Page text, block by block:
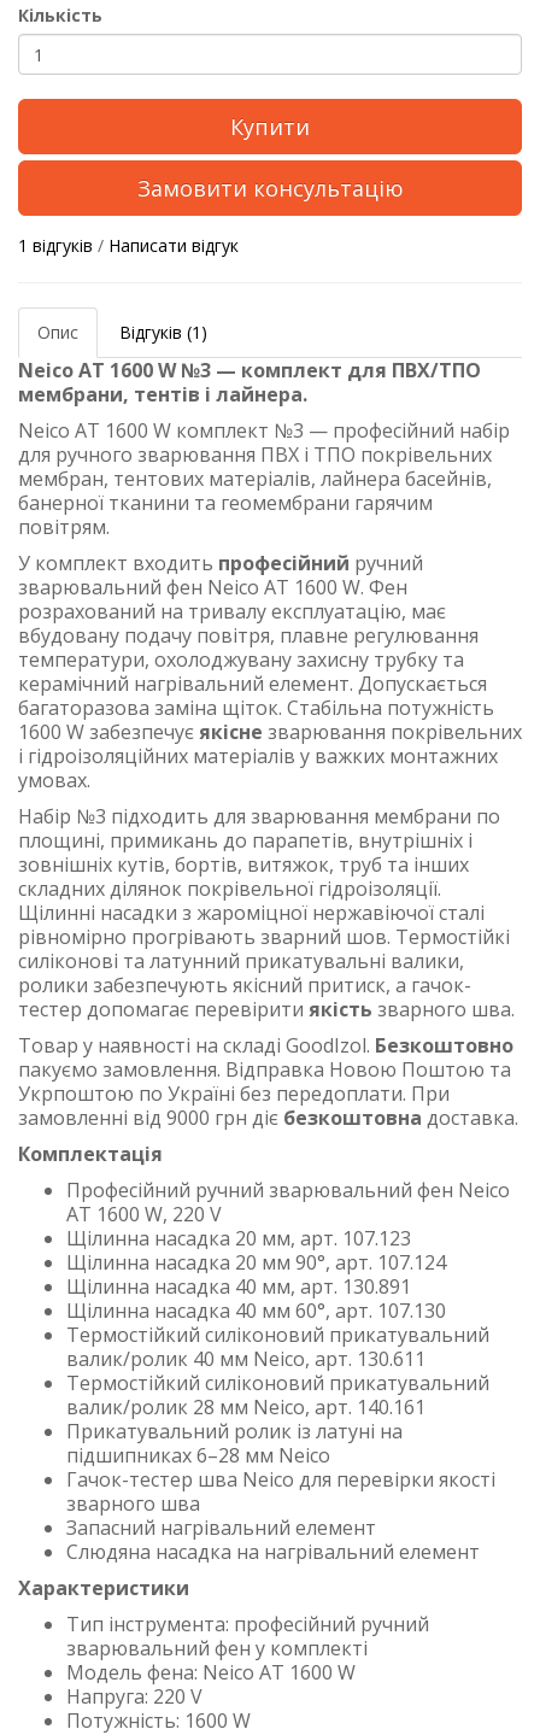
Кількість
Купити
Замовити консультацію
1 відгуків / Написати відгук
Опис Відгуків (1)
Neico AT 1600 W №3 — комплект для ПВХ/ТПО
мембрани, тентів і лайнера.
Neico AT 1600 W комплект №3 — професійний набір
для ручного зварювання ПВХ і ТПО покрівельних
мембран, тентових матеріалів, лайнера басейнів,
банерної тканини та геомембрани гарячим
повітрям.
У комплект входить професійний ручний
зварювальний фен Neico AT 1600 W. Фен
розрахований на тривалу експлуатацію, має
вбудовану подачу повітря, плавне регулювання
температури, охолоджувану захисну трубку та
керамічний нагрівальний елемент. Допускається
багаторазова заміна щіток. Стабільна потужність
1600 W забезпечує якісне зварювання покрівельних
і гідроізоляційних матеріалів у важких монтажних
умовах.
Набір №3 підходить для зварювання мембрани по
площині, примикань до парапетів, внутрішніх і
зовнішніх кутів, бортів, витяжок, труб та інших
складних ділянок покрівельної гідроізоляції.
Щілинні насадки з жароміцної нержавіючої сталі
рівномірно прогрівають зварний шов. Термостійкі
силіконові та латунний прикатувальні валики,
ролики забезпечують якісний притиск, а гачок-
тестер допомагає перевірити якість зварного шва.
Товар у наявності на складі GoodIzol. Безкоштовно
пакуємо замовлення. Відправка Новою Поштою та
Укрпоштою по Україні без передоплати. При
замовленні від 9000 грн діє безкоштовна доставка.
Комплектація
Професійний ручний зварювальний фен Neico
AT 1600 W, 220 V
Щілинна насадка 20 мм, арт. 107.123
Щілинна насадка 20 мм 90°, арт. 107.124
Щілинна насадка 40 мм, арт. 130.891
Щілинна насадка 40 мм 60°, арт. 107.130
Термостійкий силіконовий прикатувальний
валик/ролик 40 мм Neico, арт. 130.611
Термостійкий силіконовий прикатувальний
валик/ролик 28 мм Neico, арт. 140.161
Прикатувальний ролик із латуні на
підшипниках 6–28 мм Neico
Гачок-тестер шва Neico для перевірки якості
зварного шва
Запасний нагрівальний елемент
Слюдяна насадка на нагрівальний елемент
Характеристики
Тип інструмента: професійний ручний
зварювальний фен у комплекті
Модель фена: Neico AT 1600 W
Напруга: 220 V
Потужність: 1600 W